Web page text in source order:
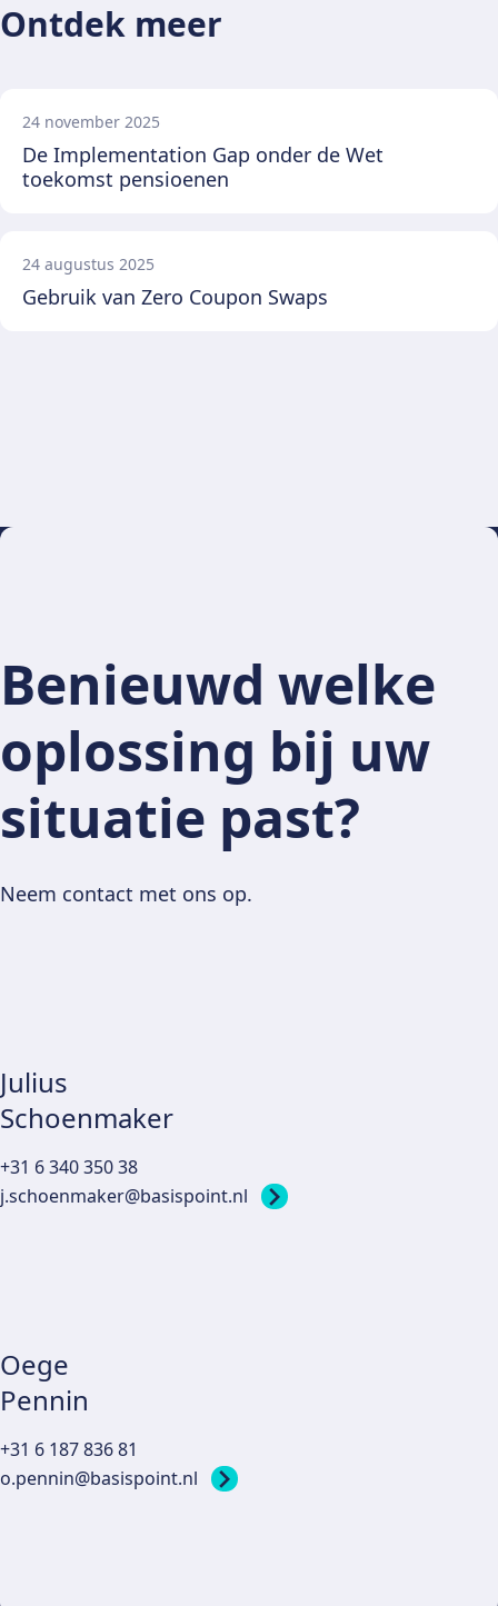
Ontdek meer
24 november 2025
De Implementation Gap onder de Wet
toekomst pensioenen
24 augustus 2025
Gebruik van Zero Coupon Swaps
Benieuwd welke
oplossing bij uw
situatie past?
Neem contact met ons op.
Julius
Schoenmaker
+31 6 340 350 38
j.schoenmaker@basispoint.nl
Oege
Pennin
+31 6 187 836 81
o.pennin@basispoint.nl